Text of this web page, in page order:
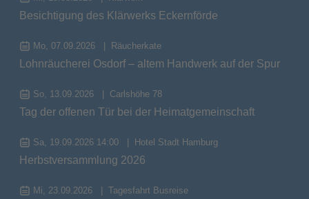
Besichtigung des Klärwerks Eckernförde
Mo, 07.09.2026 Räucherkate
Lohnräucherei Osdorf – altem Handwerk auf der Spur
So, 13.09.2026 Carlshöhe 78
Tag der offenen Tür bei der Heimatgemeinschaft
Sa, 19.09.2026 14:00 Hotel Stadt Hamburg
Herbstversammlung 2026
Mi, 23.09.2026 Tagesfahrt Busreise